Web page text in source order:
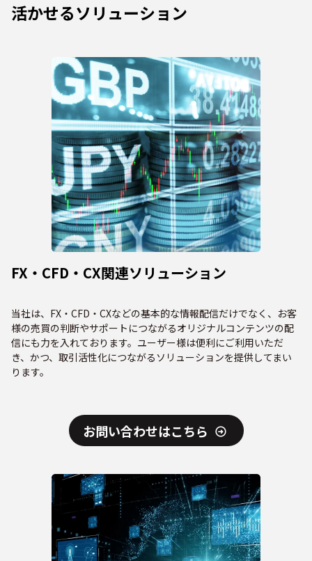
活かせるソリューション
FX・CFD・CX関連ソリューション
当社は、FX・CFD・CXなどの基本的な情報配信だけでなく、お客
様の売買の判断やサポートにつながるオリジナルコンテンツの配
信にも力を入れております。ユーザー様は便利にご利用いただ
き、かつ、取引活性化につながるソリューションを提供してまい
ります。
お問い合わせはこちら